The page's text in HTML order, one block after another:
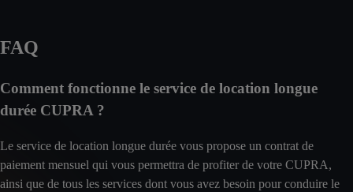
FAQ
Comment fonctionne le service de location longue
durée CUPRA ?
Le service de location longue durée vous propose un contrat de
paiement mensuel qui vous permettra de profiter de votre CUPRA,
ainsi que de tous les services dont vous avez besoin pour conduire le